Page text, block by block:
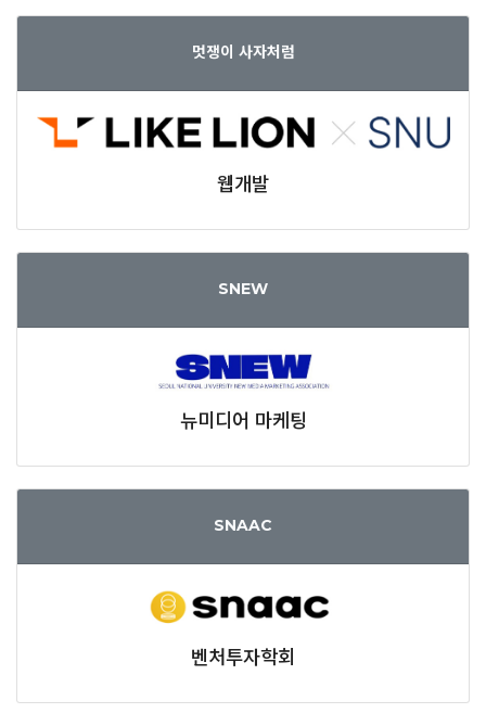
멋쟁이 사자처럼
웹개발
SNEW
뉴미디어 마케팅
SNAAC
벤처투자학회